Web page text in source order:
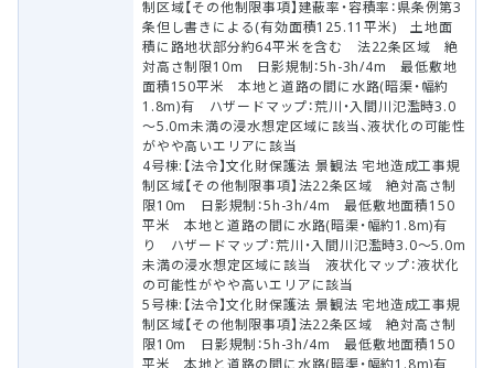
制区域【その他制限事項】建蔽率・容積率：県条例第3
条但し書きによる(有効面積125.11平米) 土地面
積に路地状部分約64平米を含む 法22条区域 絶
対高さ制限10m 日影規制：5h-3h/4m 最低敷地
面積150平米 本地と道路の間に水路(暗渠・幅約
1.8m)有 ハザードマップ：荒川・入間川氾濫時3.0
～5.0m未満の浸水想定区域に該当、液状化の可能性
がやや高いエリアに該当
4号棟:【法令】文化財保護法 景観法 宅地造成工事規
制区域【その他制限事項】法22条区域 絶対高さ制
限10m 日影規制：5h-3h/4m 最低敷地面積150
平米 本地と道路の間に水路(暗渠・幅約1.8m)有
り ハザードマップ：荒川・入間川氾濫時3.0～5.0m
未満の浸水想定区域に該当 液状化マップ：液状化
の可能性がやや高いエリアに該当
5号棟:【法令】文化財保護法 景観法 宅地造成工事規
制区域【その他制限事項】法22条区域 絶対高さ制
限10m 日影規制：5h-3h/4m 最低敷地面積150